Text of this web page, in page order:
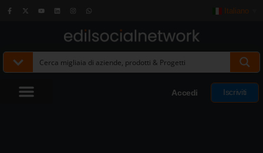
Italiano
Accedi Iscriviti